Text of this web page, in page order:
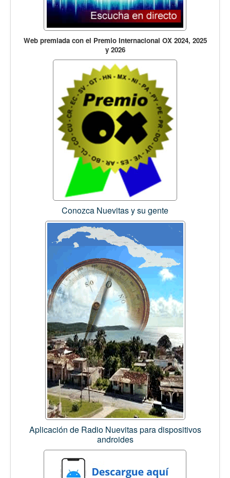
Web premiada con el Premio Internacional OX 2024, 2025
y 2026
Conozca Nuevitas y su gente
Aplicación de Radio Nuevitas para dispositivos
androides